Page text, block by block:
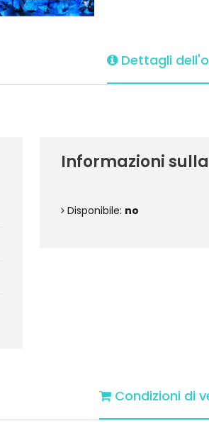
Dettagli
Informazioni
Disponibile: no
Condizioni di